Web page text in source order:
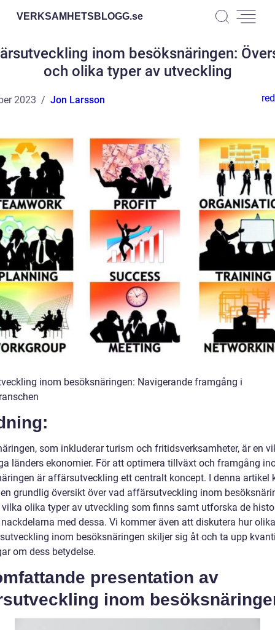
VERKSAMHETSBLOGG.se
inom besöksnäringen:
och olika typer av utveckling
2023 Jon Larsson
inom besöksnäringen: Navigerande framgång i
som inkluderar turism och fritidsverksamheter, är en
länders ekonomier. För att optimera tillväxt och framgång
är affärsutveckling ett centralt koncept. I denna artikel
grundlig översikt över vad affärsutveckling inom
vilka olika typer av utveckling som finns samt utforska de
med dessa. Vi kommer även att diskutera hur
inom besöksnäringen skiljer sig åt och ta upp
om dess betydelse.
presentation av
inom